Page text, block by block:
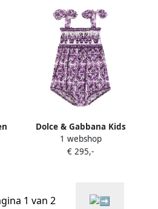
Dolce & Gabbana Kids
Romper van stretch-katoen
Wit
1 webshop
€ 295,-
1 van 2